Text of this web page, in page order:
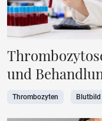
und
Thrombozyten Blutbild